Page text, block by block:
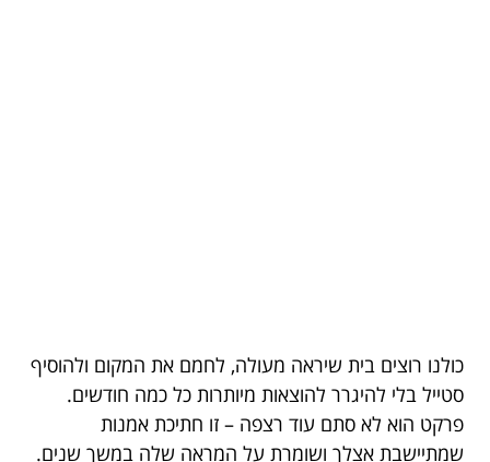
כולנו רוצים בית שיראה מעולה, לחמם את המקום ולהוסיף
סטייל בלי להיגרר להוצאות מיותרות כל כמה חודשים.
פרקט הוא לא סתם עוד רצפה – זו חתיכת אמנות
שמתיישבת אצלך ושומרת על המראה שלה במשך שנים.